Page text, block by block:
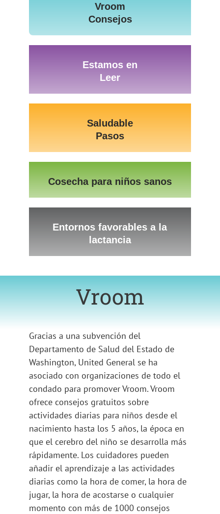
Vroom
Consejos
Estamos en
Leer
Saludable
Pasos
Cosecha para niños sanos
Entornos favorables a la
lactancia
Vroom
Gracias a una subvención del
Departamento de Salud del Estado de
Washington, United General se ha
asociado con organizaciones de todo el
condado para promover Vroom. Vroom
ofrece consejos gratuitos sobre
actividades diarias para niños desde el
nacimiento hasta los 5 años, la época en
que el cerebro del niño se desarrolla más
rápidamente. Los cuidadores pueden
añadir el aprendizaje a las actividades
diarias como la hora de comer, la hora de
jugar, la hora de acostarse o cualquier
momento con más de 1000 consejos